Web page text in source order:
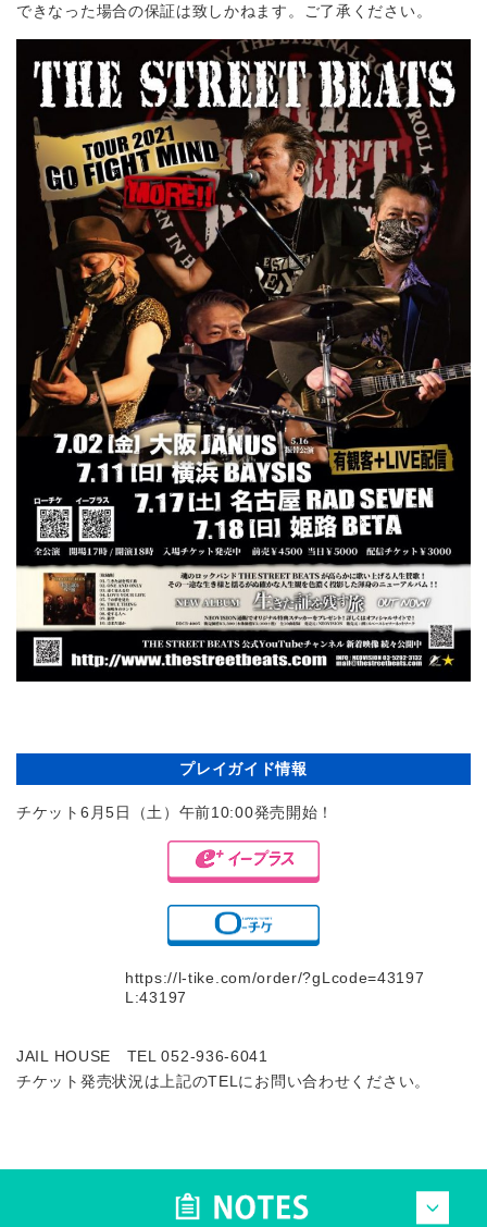
できなった場合の保証は致しかねます。ご了承ください。
プレイガイド情報
チケット6月5日（土）午前10:00発売開始！
https://l-tike.com/order/?gLcode=43197
L:43197
JAIL HOUSE TEL 052-936-6041
チケット発売状況は上記のTELにお問い合わせください。